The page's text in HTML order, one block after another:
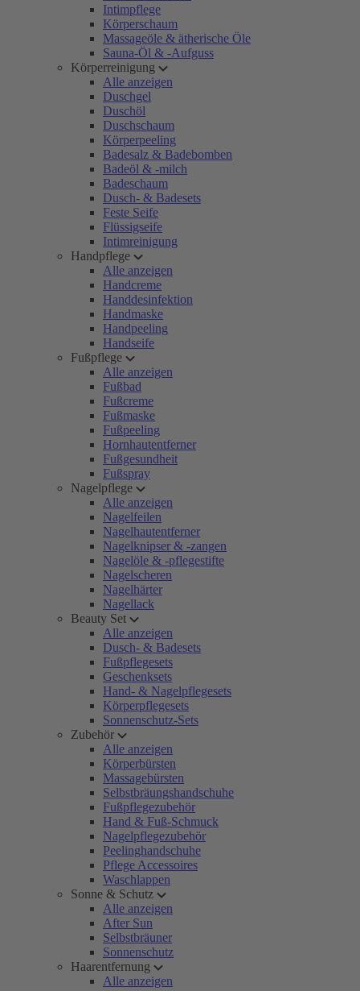
Intimpflege
Körperschaum
Massageöle & ätherische Öle
Sauna-Öl & -Aufguss
Körperreinigung
Alle anzeigen
Duschgel
Duschöl
Duschschaum
Körperpeeling
Badesalz & Badebomben
Badeöl & -milch
Badeschaum
Dusch- & Badesets
Feste Seife
Flüssigseife
Intimreinigung
Handpflege
Alle anzeigen
Handcreme
Handdesinfektion
Handmaske
Handpeeling
Handseife
Fußpflege
Alle anzeigen
Fußbad
Fußcreme
Fußmaske
Fußpeeling
Hornhautentferner
Fußgesundheit
Fußspray
Nagelpflege
Alle anzeigen
Nagelfeilen
Nagelhautentferner
Nagelknipser & -zangen
Nagelöle & -pflegestifte
Nagelscheren
Nagelhärter
Nagellack
Beauty Set
Alle anzeigen
Dusch- & Badesets
Fußpflegesets
Geschenksets
Hand- & Nagelpflegesets
Körperpflegesets
Sonnenschutz-Sets
Zubehör
Alle anzeigen
Körperbürsten
Massagebürsten
Selbstbräungshandschuhe
Fußpflegezubehör
Hand & Fuß-Schmuck
Nagelpflegezubehör
Peelinghandschuhe
Pflege Accessoires
Waschlappen
Sonne & Schutz
Alle anzeigen
After Sun
Selbstbräuner
Sonnenschutz
Haarentfernung
Alle anzeigen